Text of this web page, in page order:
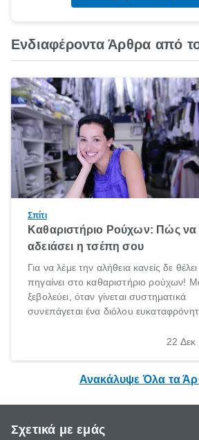
Ενδιαφέροντα Άρθρα από
Σπίτι
Καθαριστήριο Ρούχων: Πώς να μην
αδειάσει η τσέπη σου
Για να λέμε την αλήθεια κανείς δε
πηγαίνει στο καθαριστήριο ρούχων!
ξεβολεύει, όταν γίνεται συστηματικά
συνεπάγεται ένα διόλου
δυστυχώς τα αποτελέσματα στα
στο πλυντήριο; Μην το κάνεις!
22 Δεκ
Ανακάλυψε Όλα τα
Σχετικά με εμάς